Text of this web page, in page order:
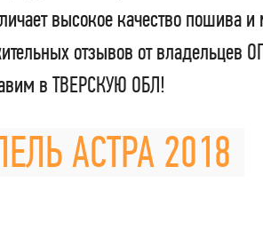
высокое качество пошива и
отзывов от владельцев
в ТВЕРСКУЮ ОБЛ!
АСТРА 2018